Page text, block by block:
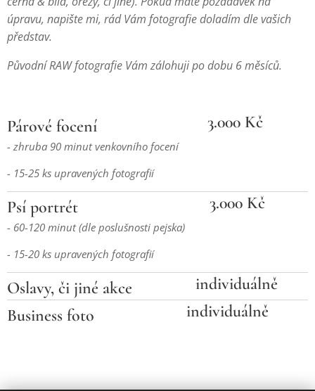
úpravu, napište mi, rád Vám fotografie doladím dle vašich
představ.
Původní RAW fotografie Vám zálohuji po dobu 6 měsíců.
Párové focení
- zhruba 90 minut venkovního focení
- 15-25 ks upravených fotografií
3.000 Kč
Psí portrét
- 60-120 minut (dle poslušnosti pejska)
- 15-20 ks upravených fotografií
3.000 Kč
Oslavy, či jiné akce
individuálně
Business foto
individuálně